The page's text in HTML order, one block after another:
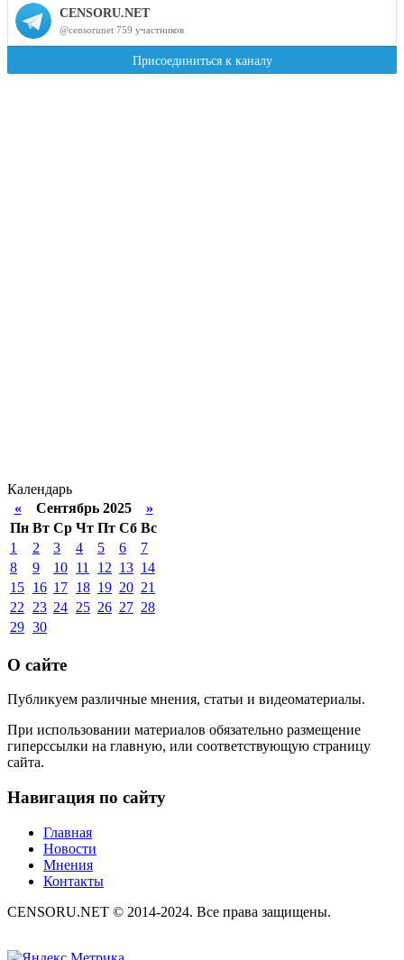
Календарь
«Сентябрь 2025 »
Пн Вт Ср Чт Пт Сб Вс
1
2 3 4 5 6
7
8
9 10 11 12 13 14
15 16 17 18 19 20 21
22
23 24 25 26 27 28
29 30
О сайте
Публикуем различные мнения, статьи и видеоматериалы.
При использовании материалов обязательно размещение
гиперссылки на главную, или соответствующую страницу
сайта.
Навигация по сайту
Главная
Новости
Мнения
Контакты
CENSORU.NET © 2014-2024. Все права защищены.